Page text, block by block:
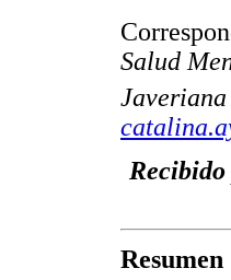
Salud
Resumen